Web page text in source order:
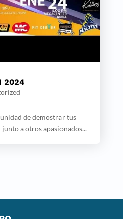
2024
de demostrar tus
a otros apasionados...